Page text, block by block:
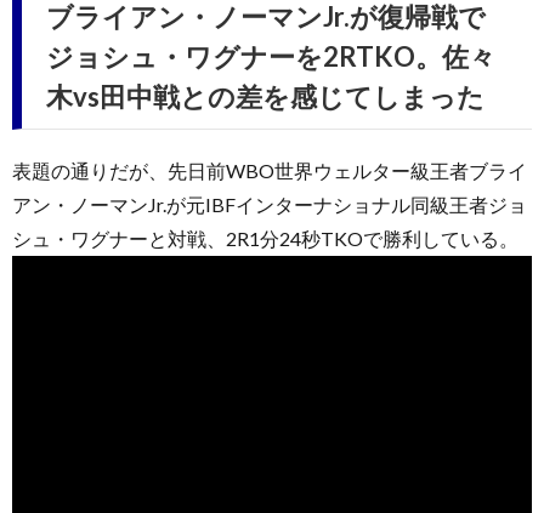
ブライアン・ノーマンJr.が復帰戦で
ジョシュ・ワグナーを2RTKO。佐々
木vs田中戦との差を感じてしまった
表題の通りだが、先日前WBO世界ウェルター級王者ブライ
アン・ノーマンJr.が元IBFインターナショナル同級王者ジョ
シュ・ワグナーと対戦、2R1分24秒TKOで勝利している。